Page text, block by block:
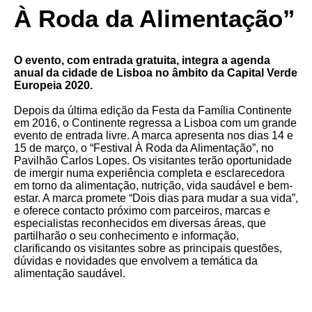
À Roda da Alimentação”
O evento, com entrada gratuita, integra a agenda
anual da cidade de Lisboa no âmbito da Capital Verde
Europeia 2020.
Depois da última edição da Festa da Família Continente
em 2016, o Continente regressa a Lisboa com um grande
evento de entrada livre. A marca apresenta nos dias 14 e
15 de março, o “Festival À Roda da Alimentação”, no
Pavilhão Carlos Lopes. Os visitantes terão oportunidade
de imergir numa experiência completa e esclarecedora
em torno da alimentação, nutrição, vida saudável e bem-
estar. A marca promete “Dois dias para mudar a sua vida”,
e oferece contacto próximo com parceiros, marcas e
especialistas reconhecidos em diversas áreas, que
partilharão o seu conhecimento e informação,
clarificando os visitantes sobre as principais questões,
dúvidas e novidades que envolvem a temática da
alimentação saudável.